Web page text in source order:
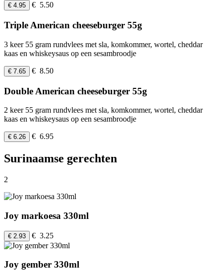
€ 4.95 € 5.50
Triple American cheeseburger 55g
3 keer 55 gram rundvlees met sla, komkommer, wortel, cheddar
kaas en whiskeysaus op een sesambroodje
€ 7.65 € 8.50
Double American cheeseburger 55g
2 keer 55 gram rundvlees met sla, komkommer, wortel, cheddar
kaas en whiskeysaus op een sesambroodje
€ 6.26 € 6.95
Surinaamse gerechten
2
Joy markoesa 330ml
€ 2.93 € 3.25
Joy gember 330ml